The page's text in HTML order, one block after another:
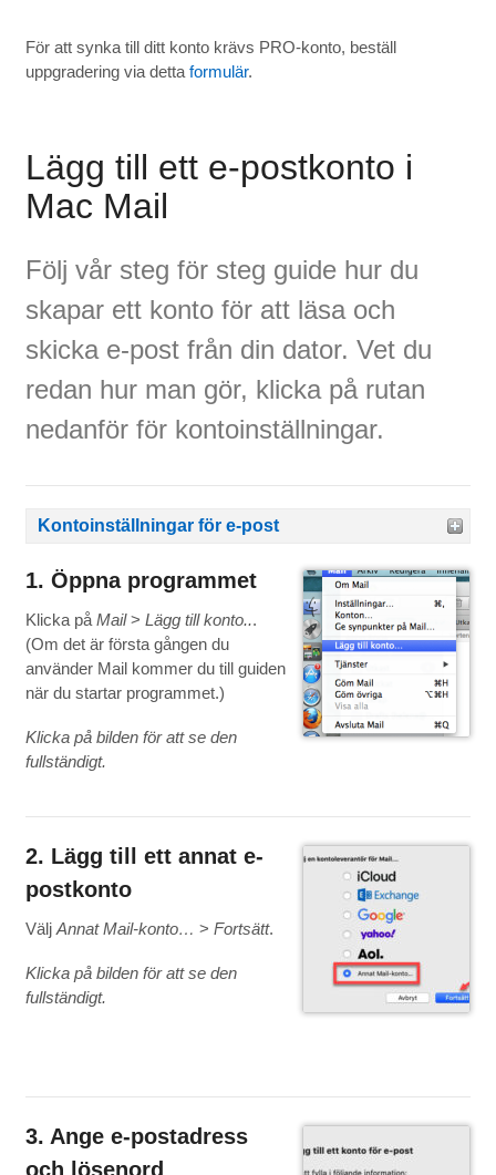
För att synka till ditt konto krävs PRO-konto, beställ
uppgradering via detta formulär.
Lägg till ett e-postkonto i
Mac Mail
Följ vår steg för steg guide hur du
skapar ett konto för att läsa och
skicka e-post från din dator. Vet du
redan hur man gör, klicka på rutan
nedanför för kontoinställningar.
Kontoinställningar för e-post
1. Öppna programmet
Klicka på Mail> Lägg till konto...
(Om det är första gången du
använder Mail kommer du till guiden
när du startar programmet.)
Klicka på bilden för att se den
fullständigt.
2. Lägg till ett annat e-
postkonto
Välj Annat Mail-konto… > Fortsätt.
Klicka på bilden för att se den
fullständigt.
3. Ange e-postadress
och lösenord